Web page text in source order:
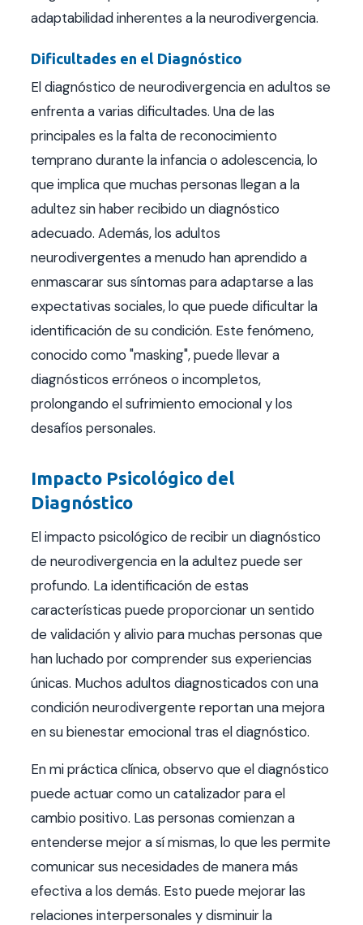
adaptabilidad inherentes a la neurodivergencia.
Dificultades en el Diagnóstico
El diagnóstico de neurodivergencia en adultos se
enfrenta a varias dificultades. Una de las
principales es la falta de reconocimiento
temprano durante la infancia o adolescencia, lo
que implica que muchas personas llegan a la
adultez sin haber recibido un diagnóstico
adecuado. Además, los adultos
neurodivergentes a menudo han aprendido a
enmascarar sus síntomas para adaptarse a las
expectativas sociales, lo que puede dificultar la
identificación de su condición. Este fenómeno,
conocido como "masking", puede llevar a
diagnósticos erróneos o incompletos,
prolongando el sufrimiento emocional y los
desafíos personales.
Impacto Psicológico del
Diagnóstico
El impacto psicológico de recibir un diagnóstico
de neurodivergencia en la adultez puede ser
profundo. La identificación de estas
características puede proporcionar un sentido
de validación y alivio para muchas personas que
han luchado por comprender sus experiencias
únicas. Muchos adultos diagnosticados con una
condición neurodivergente reportan una mejora
en su bienestar emocional tras el diagnóstico.
En mi práctica clínica, observo que el diagnóstico
puede actuar como un catalizador para el
cambio positivo. Las personas comienzan a
entenderse mejor a sí mismas, lo que les permite
comunicar sus necesidades de manera más
efectiva a los demás. Esto puede mejorar las
relaciones interpersonales y disminuir la